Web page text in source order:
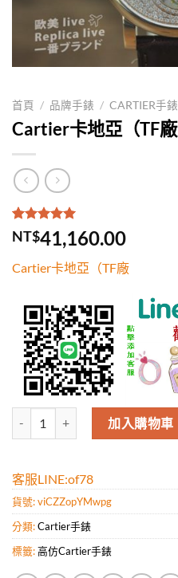
首頁 / 品牌手錶 / CARTIER手錶
Cartier卡地亞（TF廠
評分 5.00
/
5，已有
1
位
分
NT$41,160.00
Cartier卡地亞（TF廠
Cartier卡地亞（TF廠 數量加入購物車
客服LINE:of78
貨號:viCZZopYMwpg
分類:Cartier手錶
標籤:高仿Cartier手錶